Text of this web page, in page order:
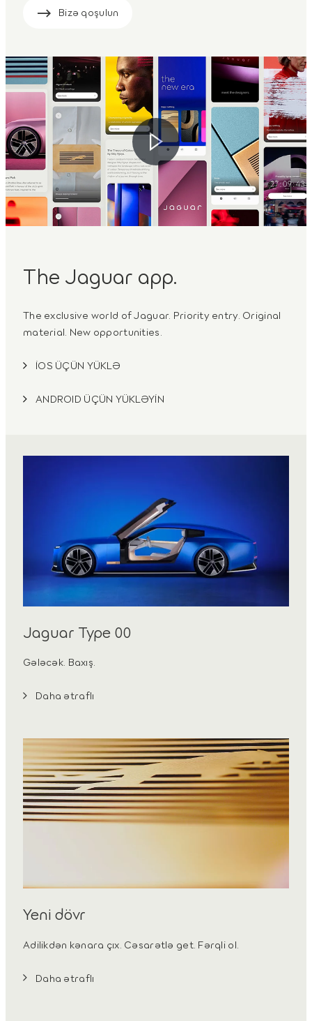
Bizə qoşulun
The Jaguar app.
The exclusive world of Jaguar. Priority entry. Original
material. New opportunities.
İOS ÜÇÜN YÜKLƏ
ANDROID ÜÇÜN YÜKLƏYİN
Jaguar Type 00
Gələcək. Baxış.
Daha ətraflı
Yeni dövr
Adilikdən kənara çıx. Cəsarətlə get. Fərqli ol.
Daha ətraflı